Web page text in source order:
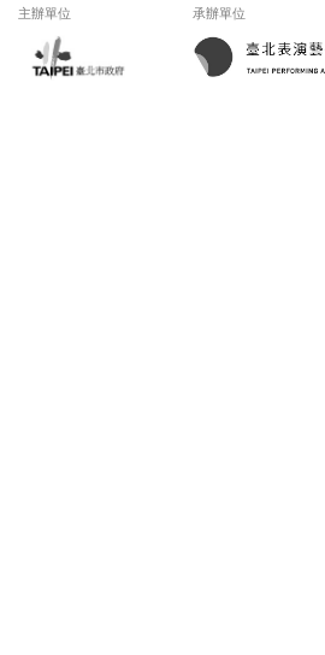
主辦單位 承辦單位